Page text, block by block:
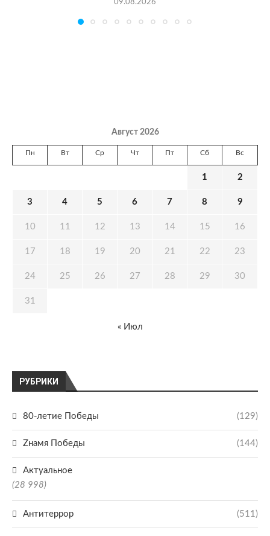
09.08.2026
РУБРИКИ
80-летие Победы (129)
Zнамя Победы (144)
Актуальное
(28 998)
Антитеррор (511)
Август 2026
Пн Вт Ср Чт Пт Сб Вс
1 2
3 4 5 6 7 8 9
10 11 12 13 14 15 16
17 18 19 20 21 22 23
24 25 26 27 28 29 30
31
« Июл